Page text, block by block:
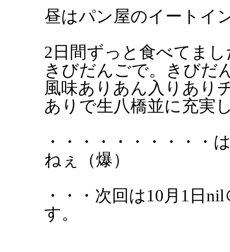
昼はパン屋のイートイ
2日間ずっと食べてま
きびだんごで。きびだ
風味ありあん入りあり
ありで生八橋並に充実
・・・・・・・・・・
ねぇ（爆）
・・・次回は10月1日
す。